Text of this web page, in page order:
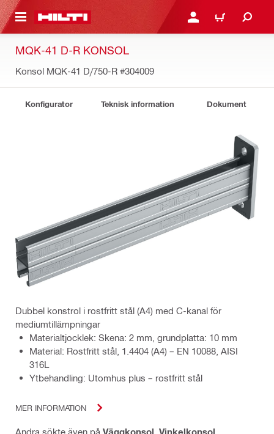
GÅ TILL HUVUDSIDAN LOGGA IN ELLER
VARUKORG
MQK-41 D-R KONSOL
Konsol MQK-41 D/750-R #304009
Konfigurator Teknisk information Dokument
Dubbel konstrol i rostfritt stål (A4) med C-kanal för
mediumtillämpningar
Materialtjocklek: Skena: 2 mm, grundplatta: 10 mm
Material: Rostfritt stål, 1.4404 (A4) – EN 10088, AISI
316L
Ytbehandling: Utomhus plus – rostfritt stål
MER INFORMATION
Andra sökte även på Väggkonsol Vinkelkonsol